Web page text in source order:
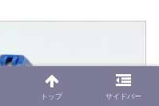
トップ サイドバー